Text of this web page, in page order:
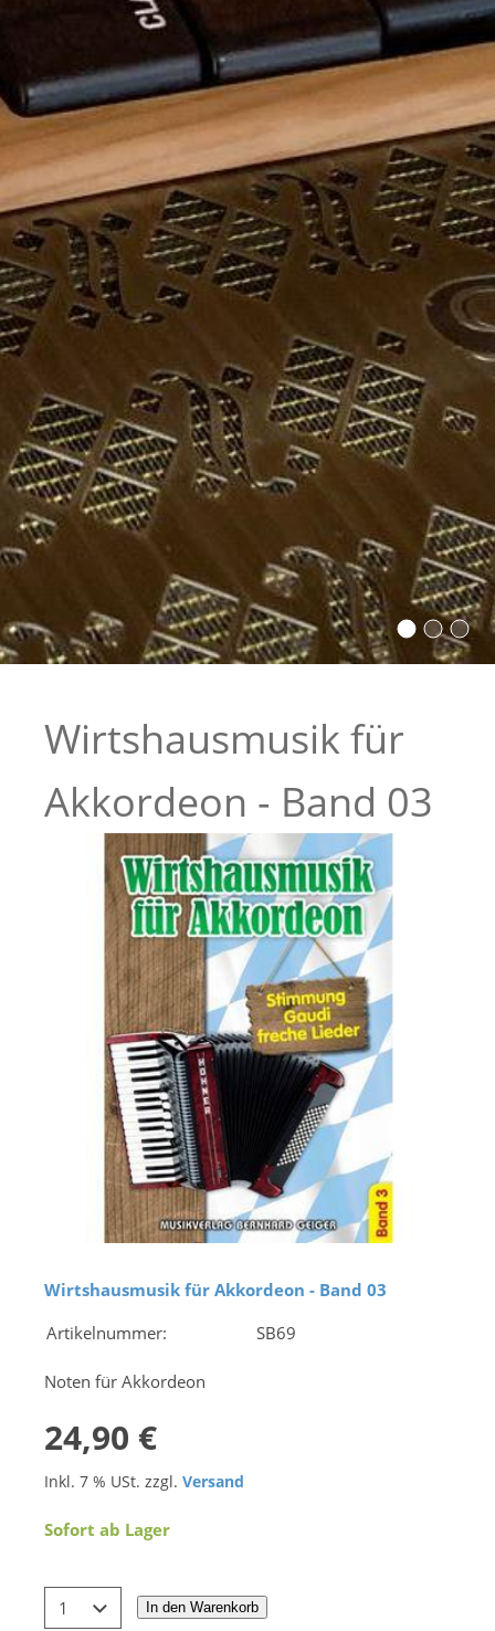
Wirtshausmusik für
Akkordeon - Band 03
Wirtshausmusik für Akkordeon - Band 03
Artikelnummer:
SB69
Noten für Akkordeon
24,90 €
Inkl. 7 % USt. zzgl. Versand
Sofort ab Lager
In den Warenkorb